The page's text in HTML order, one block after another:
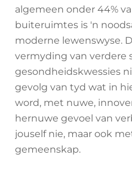
algemeen onder 44%
buiteruimtes is 'n
moderne lewenswyse.
vermyding van verdere
gesondheidskwessies
gevolg van tyd wat in
word, met nuwe,
hernuwe gevoel van
jouself nie, maar ook
gemeenskap.